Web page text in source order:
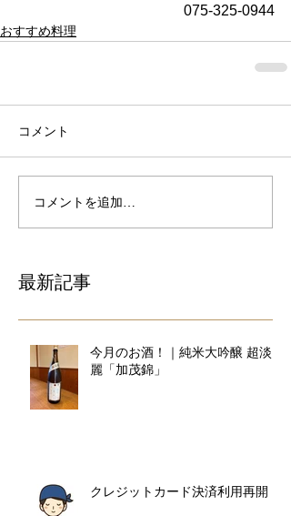
075-325-0944
おすすめ料理
コメント
コメントを追加…
最新記事
今月のお酒！｜純米大吟醸 超淡
麗「加茂錦」
クレジットカード決済利用再開